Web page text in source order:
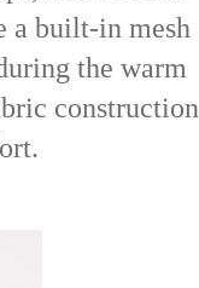
a built-in mesh
the warm
construction